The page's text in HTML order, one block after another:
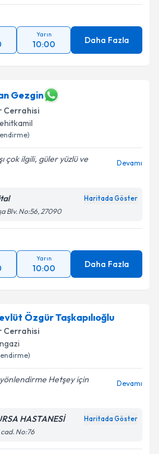
Yarın
10:00 Daha Fazla
Gezgin
Cerrahisi
çok ilgili, güler yüzlü ve
Devamı
Haritada Göster
Blv. No:56, 27090
Yarın
10:00 Daha Fazla
Özgür Taşkapılıoğlu
Cerrahisi
Hetşey için
Devamı
HASTANESİ Haritada Göster
No:76